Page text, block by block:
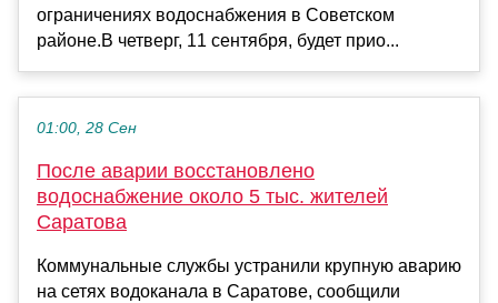
ограничениях водоснабжения в Советском
районе.В четверг, 11 сентября, будет прио...
01:00, 28 Сен
После аварии восстановлено
водоснабжение около 5 тыс. жителей
Саратова
Коммунальные службы устранили крупную аварию
на сетях водоканала в Саратове, сообщили